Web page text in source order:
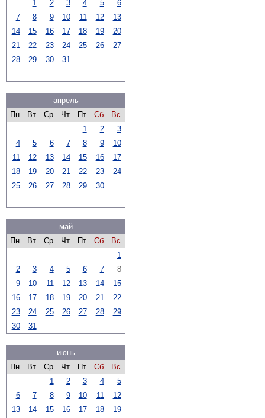
1
2 3 4 5
6
7
8 9 10 11 12
13
14
15 16 17 18 19
20
21
22 23 24 25 26
27
28
29 30 31
апрель
Пн
Вт Ср Чт Пт Сб
Вс
1
2
3
4
5 6 7 8 9
10
11
12 13 14 15 16
17
18
19 20 21 22 23
24
25
26 27 28 29 30
май
Пн
Вт Ср Чт Пт Сб
Вс
1
2
3 4 5 6 7
8
9
10 11 12 13 14
15
16
17 18 19 20 21
22
23
24 25 26 27 28
29
30
31
июнь
Пн
Вт Ср Чт Пт Сб
Вс
1
2 3 4
5
6
7 8 9 10 11
12
13
14 15 16 17 18
19